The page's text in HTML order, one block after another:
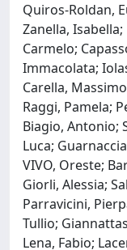
Quiros-Roldan,
Zanella,
Carmelo;
Immacolata;
Carella,
Raggi, Pamela;
Biagio, Antonio;
Luca;
VIVO, Oreste;
Giorli, Alessia;
Parravicini,
Tullio;
Lena, Fabio;